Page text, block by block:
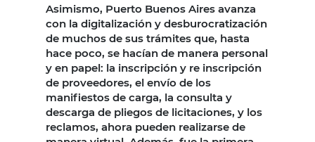
Asimismo, Puerto Buenos Aires avanza
con la digitalización y desburocratización
de muchos de sus trámites que, hasta
hace poco, se hacían de manera personal
y en papel: la inscripción y re inscripción
de proveedores, el envío de los
manifiestos de carga, la consulta y
descarga de pliegos de licitaciones, y los
reclamos, ahora pueden realizarse de